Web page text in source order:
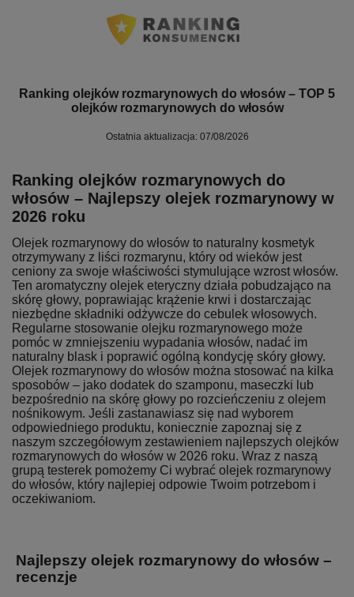
Ranking olejków rozmarynowych do włosów – TOP 5
olejków rozmarynowych do włosów
Ostatnia aktualizacja: 07/08/2026
Ranking olejków rozmarynowych do
włosów – Najlepszy olejek rozmarynowy w
2026 roku
Olejek rozmarynowy do włosów to naturalny kosmetyk
otrzymywany z liści rozmarynu, który od wieków jest
ceniony za swoje właściwości stymulujące wzrost włosów.
Ten aromatyczny olejek eteryczny działa pobudzająco na
skórę głowy, poprawiając krążenie krwi i dostarczając
niezbędne składniki odżywcze do cebulek włosowych.
Regularne stosowanie olejku rozmarynowego może
pomóc w zmniejszeniu wypadania włosów, nadać im
naturalny blask i poprawić ogólną kondycję skóry głowy.
Olejek rozmarynowy do włosów można stosować na kilka
sposobów – jako dodatek do szamponu, maseczki lub
bezpośrednio na skórę głowy po rozcieńczeniu z olejem
nośnikowym. Jeśli zastanawiasz się nad wyborem
odpowiedniego produktu, koniecznie zapoznaj się z
naszym szczegółowym zestawieniem najlepszych olejków
rozmarynowych do włosów w 2026 roku. Wraz z naszą
grupą testerek pomożemy Ci wybrać olejek rozmarynowy
do włosów, który najlepiej odpowie Twoim potrzebom i
oczekiwaniom.
Najlepszy olejek rozmarynowy do włosów –
recenzje